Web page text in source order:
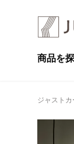
商品を
ジャスト